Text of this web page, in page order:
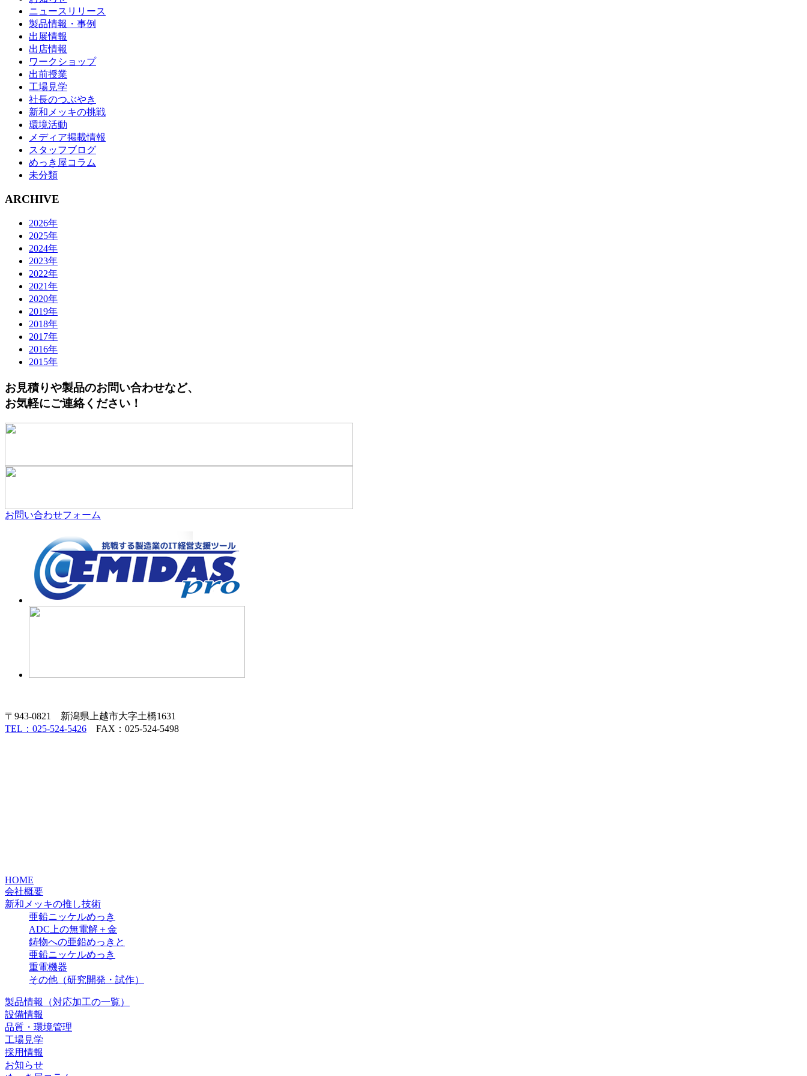
ニュースリリース
製品情報・事例
出展情報
出店情報
ワークショップ
出前授業
工場見学
社長のつぶやき
新和メッキの挑戦
環境活動
メディア掲載情報
スタッフブログ
めっき屋コラム
未分類
ARCHIVE
2026年
2025年
2024年
2023年
2022年
2021年
2020年
2019年
2018年
2017年
2016年
2015年
お見積りや製品のお問い合わせなど、
お気軽にご連絡ください！
お問い合わせフォーム
〒943-0821 新潟県上越市大字土橋1631
TEL：025-524-5426 FAX：025-524-5498
HOME
会社概要
新和メッキの推し技術
亜鉛ニッケルめっき
ADC上の無電解＋金
鋳物への亜鉛めっきと
亜鉛ニッケルめっき
重電機器
その他（研究開発・試作）
製品情報（対応加工の一覧）
設備情報
品質・環境管理
工場見学
採用情報
お知らせ